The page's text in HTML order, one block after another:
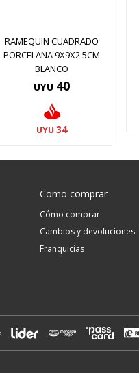
RAMEQUIN CUADRADO
PORCELANA 9X9X2.5CM
BLANCO
UYU 40
UYU 34
Como comprar
Cómo comprar
Cambios y devoluciones
Franquicias